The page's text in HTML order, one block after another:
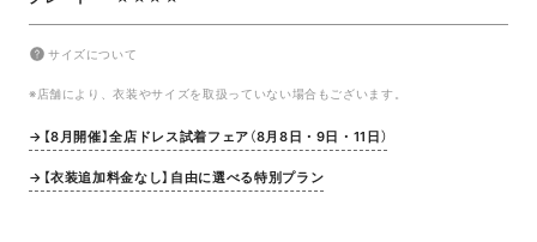
サイズについて
※店舗により、衣装やサイズを取扱っていない場合もございます。
→【8月開催】全店ドレス試着フェア（8月8日・9日・11日）
→【衣装追加料金なし】自由に選べる特別プラン